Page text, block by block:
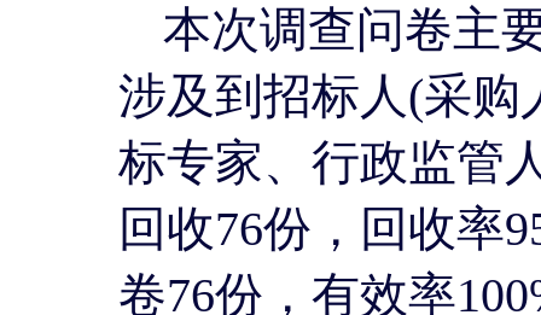
本次调查问卷主
涉及到招标人(采购
标专家、行政监管
回收76份，回收率
卷76份，有效率